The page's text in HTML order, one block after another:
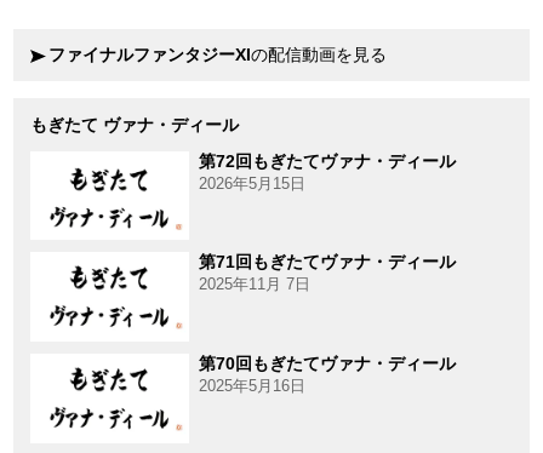
ファイナルファンタジーXIの配信動画を見る
もぎたて ヴァナ・ディール
第72回もぎたてヴァナ・ディール
2026年5月15日
第71回もぎたてヴァナ・ディール
2025年11月 7日
第70回もぎたてヴァナ・ディール
2025年5月16日